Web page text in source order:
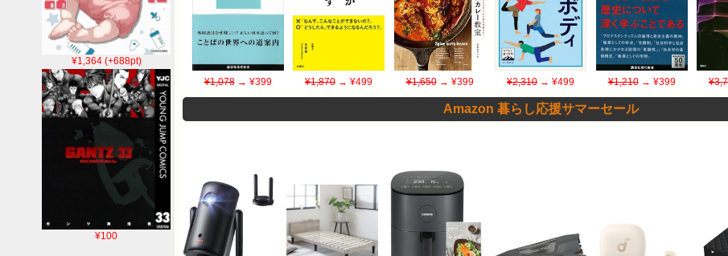
¥1,364 (+688pt)
¥100
¥1,078→ ¥399 ¥1,870 → ¥499 ¥1,650→ ¥399 ¥2,310 → ¥499 ¥1,210→ ¥399
Amazon 暮らし応援サマーセール